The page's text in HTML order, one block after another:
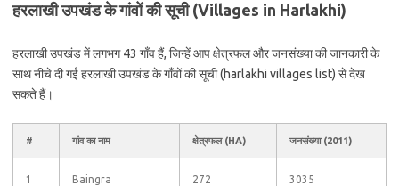
हरलाखी उपखंड के गांवों की सूची (Villages in Harlakhi)
हरलाखी उपखंड में लगभग 43 गाँव हैं, जिन्हें आप क्षेत्रफल और जनसंख्या की जानकारी के
साथ नीचे दी गई हरलाखी उपखंड के गाँवों की सूची (harlakhi villages list) से देख
सकते हैं।
# गांव का नाम क्षेत्रफल (HA) जनसंख्या (2011)
1 Baingra 272 3035